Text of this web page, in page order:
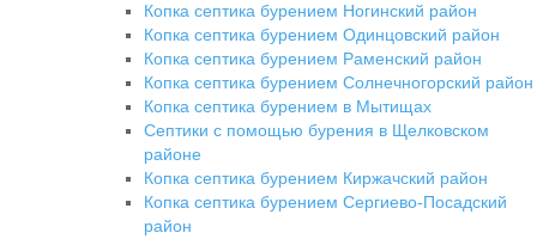
Копка септика бурением Ногинский район
Копка септика бурением Одинцовский район
Копка септика бурением Раменский район
Копка септика бурением Солнечногорский район
Копка септика бурением в Мытищах
Септики с помощью бурения в Щелковском
районе
Копка септика бурением Киржачский район
Копка септика бурением Сергиево-Посадский
район